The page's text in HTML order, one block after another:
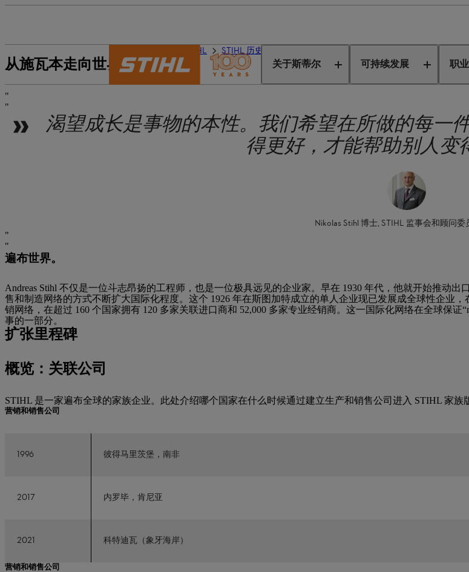
关于斯蒂尔 可持续发展 职
关于 STIHL STIHL 历史
从施瓦本走向世界
渴望成长是事物的本性。我们希望在所做的每一
得更好，才能帮助别人变
Nikolas Stihl 博士, STIHL 监事会和顾问委
遍布世界。
Andreas Stihl 不仅是一位斗志昂扬的工程师，也是一位极具远见的企业家。早在 1930 年代，他就开始推动
售和制造网络的方式不断扩大国际化程度。这个 1926 年在斯图加特成立的单人企业现已发展成全球性企业
销网络，在超过 160 个国家拥有 120 多家关联进口商和 52,000 多家专业经销商。这一国际化网络在全球保证
事的一部分。
扩张里程碑
概览：关联公司
STIHL 是一家遍布全球的家族企业。此处介绍哪个国家在什么时候通过建立生产和销售公司进入 STIHL 家族
营销和销售公司
1996 彼得马里茨堡，南非
2017 内罗毕，肯尼亚
2021 科特迪瓦（象牙海岸）
营销和销售公司